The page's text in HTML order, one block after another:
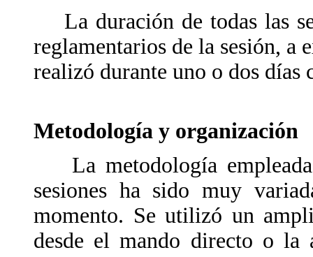
La duración de todas las
reglamentarios de la sesión, a
realizó durante uno o dos días
Metodología y organización
La metodología empleada
sesiones ha sido muy
momento. Se utilizó un
desde el mando directo o la